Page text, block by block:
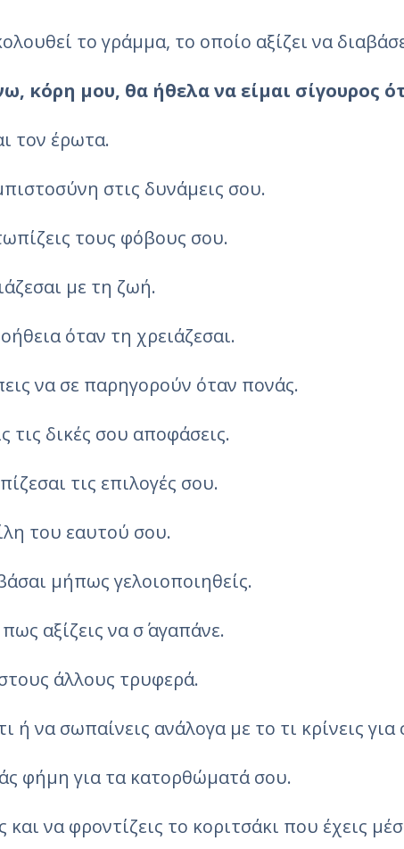
το γράμμα, το οποίο αξίζει να
κόρη μου, θα ήθελα να είμαι σίγουρος
τον έρωτα.
στις δυνάμεις σου.
τους φόβους σου.
με τη ζωή.
όταν τη χρειάζεσαι.
να σε παρηγορούν όταν πονάς.
τις δικές σου αποφάσεις.
τις επιλογές σου.
του εαυτού σου.
μήπως γελοιοποιηθείς.
αξίζεις να σ΄ αγαπάνε.
άλλους τρυφερά.
ή να σωπαίνεις ανάλογα με το τι κρίνεις
φήμη για τα κατορθώματά σου.
να φροντίζεις το κοριτσάκι που έχεις